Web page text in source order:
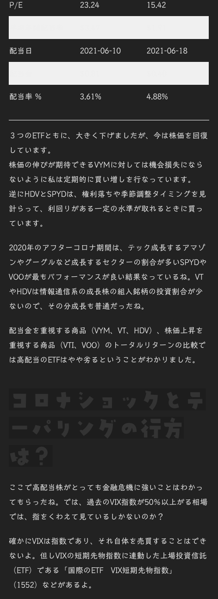
P/E 23.24 15.42
配当日 2021-06-10 2021-06-18
配当率 % 3.61% 4.88%
３つのETFともに、大きく下げましたが、今は株価を回復
しています。
株価の伸びが期待できるVYMに対しては機会損失になら
ないように私は定期的に買い増しを行なっています。
逆にHDVとSPYDは、 権利落ちや季節調整タイミングを見
計らって、利回りがある一定の水準が取れるときに買っ
ています。
2020年のアフターコロナ期間は、テック成長するアマゾ
ンやグーグルなど成長するセクターの割合が多いSPYDや
VOOが最もパフォーマンスが良い結果なっているね。VT
やHDVは情報通信系の成長株の組入銘柄の投資割合が少
ないので、その分成長も普通だったね。
配当金を重視する商品（VYM、VT、HDV） 、 株価上昇を
重視する商品（VTI、VOO）
のトータルリターンの比較で
は 高配当のETFはやや劣る ということがわかりました。
ここで高配当株がとっても金融危機に強いことはわかっ
てもらったね。では、過去のVIX指数が50％以上がる相場
では、指をくわえて見ているしかないのか？
確かにVIXは指数であり、それ自体を売買することはでき
ないよ。但しVIXの短期先物指数に連動した上場投資信託
（ETF）である「 国際のETF VIX短期先物指数 」
（1552）などがあるよ。